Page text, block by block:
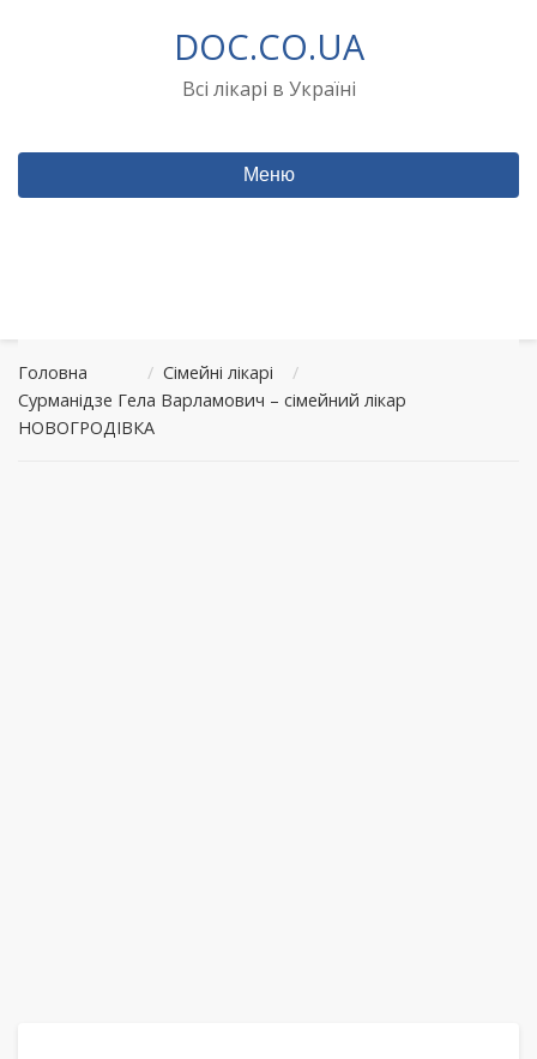
DOC.CO.UA
Всі лікарі в Україні
Меню
Головна / Сімейні лікарі
/
Сурманідзе Гела Варламович – сімейний лікар
НОВОГРОДІВКА